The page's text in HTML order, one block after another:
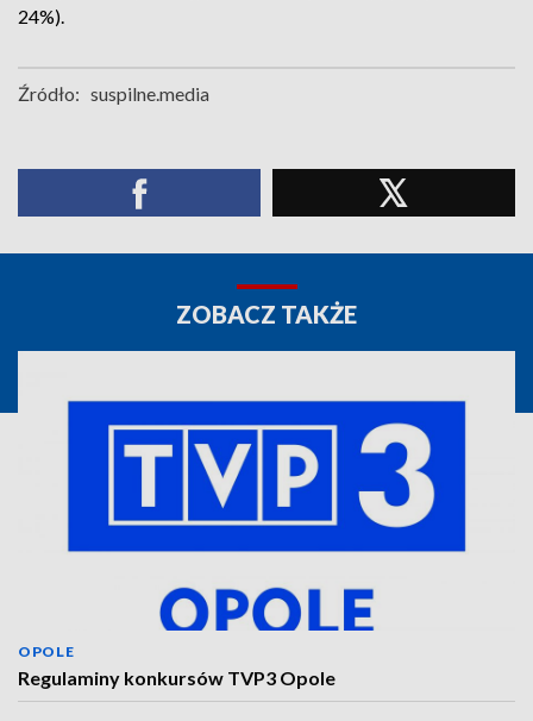
24%).
Źródło: suspilne.media
ZOBACZ TAKŻE
OPOLE
Regulaminy konkursów TVP3 Opole